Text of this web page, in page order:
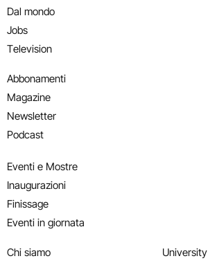
Dal mondo
Jobs
Television
Abbonamenti
Magazine
Newsletter
Podcast
Eventi e Mostre
Inaugurazioni
Finissage
Eventi in giornata
Chi siamo
University